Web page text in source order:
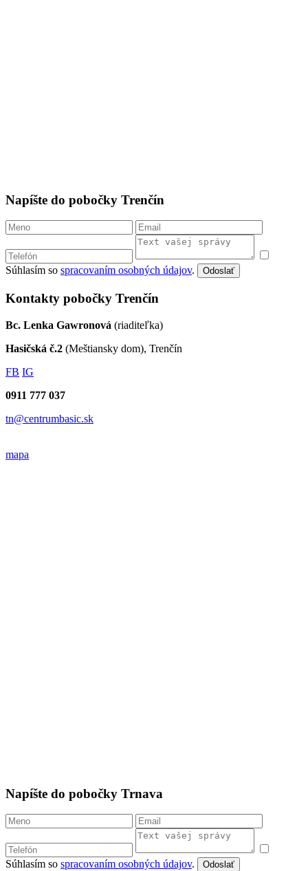
Napíšte do pobočky Trenčín
Súhlasím so spracovaním osobných údajov. Odoslať
Kontakty pobočky Trenčín
Bc. Lenka Gawronová (riaditeľka)
Hasičská č.2 (Meštiansky dom), Trenčín
FB IG
0911 777 037
tn@centrumbasic.sk
mapa
Napíšte do pobočky Trnava
Súhlasím so spracovaním osobných údajov. Odoslať